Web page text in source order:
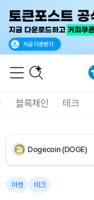
블록체인 테크
Solana (SOL)
Bitcoin (BTC)
마켓 테크